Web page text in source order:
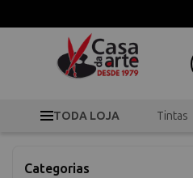
TODA LOJA Tintas
Categorias